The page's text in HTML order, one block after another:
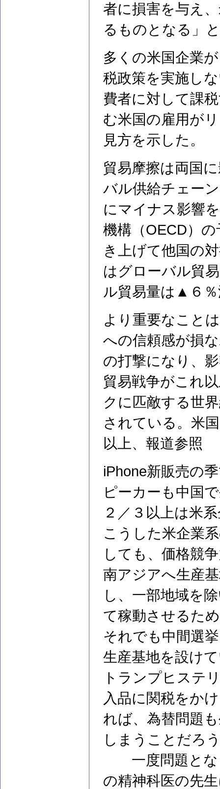
者に損害を与え
るものとなる」
多くの米国企業
税政策を実施し
費者に対して課
む米国の雇用が
見方を示した。
貿易摩擦は両国
バル供給チェー
にマイナス影響
機構（OECD）
き上げて他国の
はグローバル貿
ル貿易量は▲６
より重要なこと
への信頼感が損
の打撃になり、
貿易戦争がこれ
クに匹敵する世
されている。米
以上、報道参照
iPhone新販売の
ピーカーも中国
２／３以上は米
こうした米企業
しても、価格競
南アジアへ生産
し、一部地域を
て稼動させるた
それでも中間選
生産基地を設け
トランプヒステ
入品に関税をか
れば、為替問題
しまうことだろ
一度問題とな
の精神科医の先